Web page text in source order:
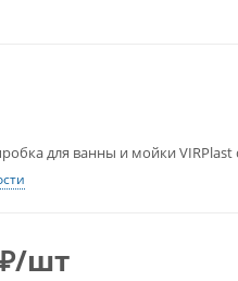
для ванны и мойки VIRPlast
₽/шт